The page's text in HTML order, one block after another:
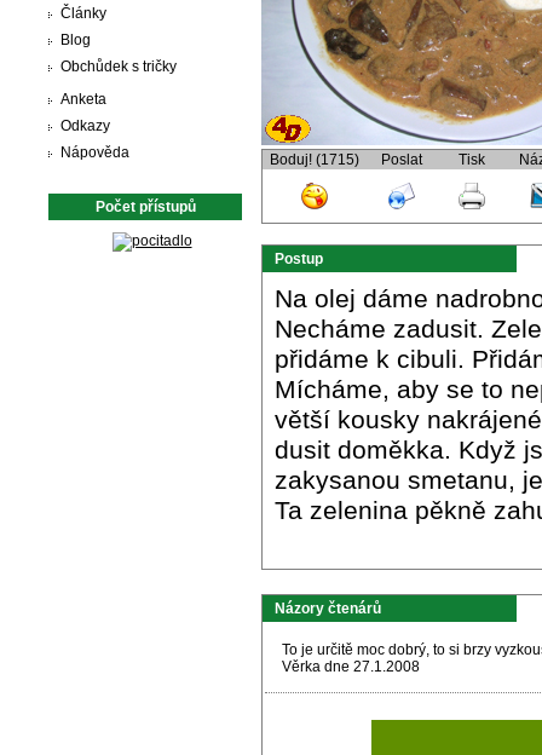
Články
Blog
Obchůdek s tričky
Anketa
Odkazy
Nápověda
Počet přístupů
Boduj! (1715) Poslat Tisk
Postup
Na olej dáme
Necháme zadusit.
přidáme k cibuli.
Mícháme, aby se to
větší kousky
dusit doměkka. Když
zakysanou smetanu,
Ta zelenina pěkně
Názory čtenárů
To je určitě moc dobrý, to si brzy
Věrka dne 27.1.2008